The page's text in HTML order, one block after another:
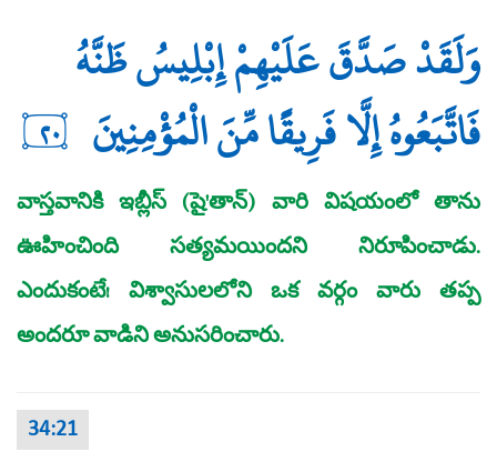
وَلَقَدْ صَدَّقَ عَلَيْهِمْ إِبْلِيسُ ظَنَّهُ
فَاتَّبَعُوهُ إِلَّا فَرِيقًا مِّنَ الْمُؤْمِنِينَ ٢٠
వాస్తవానికి ఇబ్లీస్‌ (షై'తాన్‌) వారి విషయంలో తాను
ఊహించింది సత్యమయిందని నిరూపించాడు.
ఎందుకంటే! విశ్వాసులలోని ఒక వర్గం వారు తప్ప
అందరూ వాడిని అనుసరించారు.
34:21